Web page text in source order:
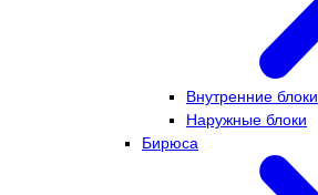
Внутренние блоки
Наружные блоки
Бирюса